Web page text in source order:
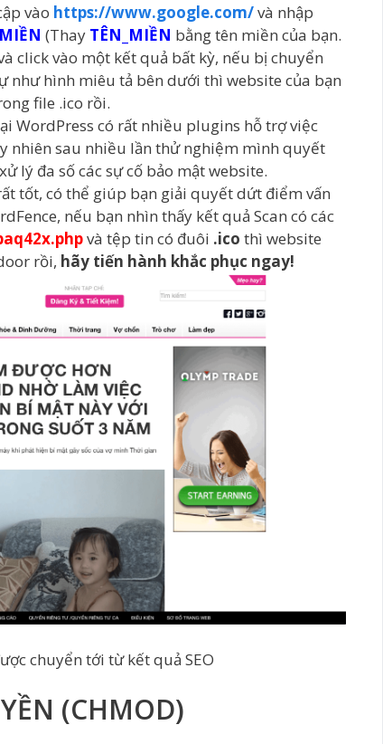
vào https://www.google.com/và nhập
(Thay TÊN_MIỀN bằng tên miền của bạn.
click vào một kết quả bất kỳ, nếu bị chuyển
như hình miêu tả bên dưới thì website của bạn
file .ico rồi.
WordPress có rất nhiều plugins hỗ trợ việc
nhiên sau nhiều lần thử nghiệm mình quyết
lý đa số các sự cố bảo mật website.
tốt, có thể giúp bạn giải quyết dứt điểm vấn
nếu bạn nhìn thấy kết quả Scan có các
và tệp tin có đuôi .ico thì website
rồi, hãy tiến hành khắc phục ngay!
chuyển tới từ kết quả SEO
(CHMOD)